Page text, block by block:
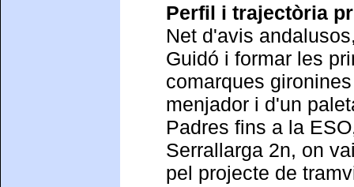
Perfil i trajectòria
Net d'avis
Guidó i formar les
comarques
menjador i d'un
Padres fins a la
Serrallarga 2n, on
pel projecte de